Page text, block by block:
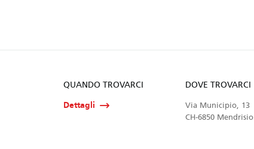
QUANDO TROVARCI
Dettagli
DOVE TROVARCI
Via Municipio, 13
CH-6850 Mendrisio